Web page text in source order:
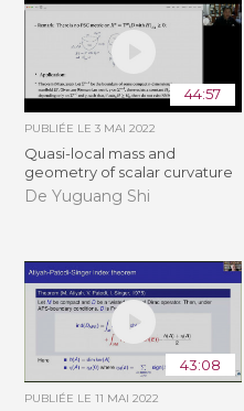
44:57
PUBLIÉE LE3 MAI 2022
Quasi-local mass and
geometry of scalar curvature
De Yuguang Shi
43:08
PUBLIÉE LE11 MAI 2022